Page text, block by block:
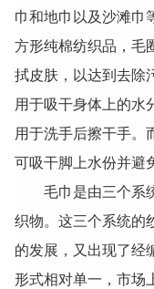
巾和地巾以及沙滩巾
方形纯棉纺织品，毛
拭皮肤，以达到去除
用于吸干身体上的水
用于洗手后擦干手。
可吸干脚上水份并避
毛巾是由三个系统
织物。这三个系统的
的发展，又出现了经
形式相对单一，市场